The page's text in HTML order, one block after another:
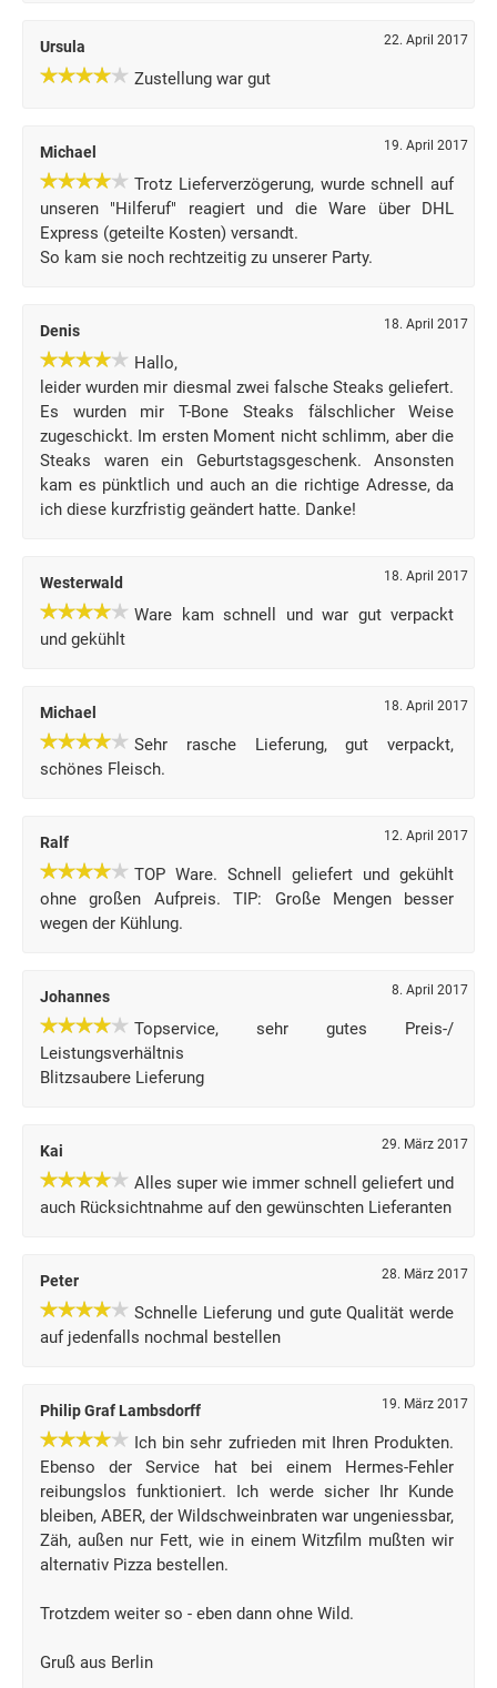
Ursula 22. April 2017
Zustellung war gut
Michael 19. April 2017
Trotz Lieferverzögerung, wurde schnell auf
unseren "Hilferuf" reagiert und die Ware über DHL
Express (geteilte Kosten) versandt.
So kam sie noch rechtzeitig zu unserer Party.
Denis 18. April 2017
Hallo,
leider wurden mir diesmal zwei falsche Steaks geliefert.
Es wurden mir T-Bone Steaks fälschlicher Weise
zugeschickt. Im ersten Moment nicht schlimm, aber die
Steaks waren ein Geburtstagsgeschenk. Ansonsten
kam es pünktlich und auch an die richtige Adresse, da
ich diese kurzfristig geändert hatte. Danke!
Westerwald 18. April 2017
Ware kam schnell und war gut verpackt
und gekühlt
Michael 18. April 2017
Sehr rasche Lieferung, gut verpackt,
schönes Fleisch.
Ralf 12. April 2017
TOP Ware. Schnell geliefert und gekühlt
ohne großen Aufpreis. TIP: Große Mengen besser
wegen der Kühlung.
Johannes 8. April 2017
Topservice, sehr gutes Preis-/
Leistungsverhältnis
Blitzsaubere Lieferung
Kai 29. März 2017
Alles super wie immer schnell geliefert und
auch Rücksichtnahme auf den gewünschten Lieferanten
Peter 28. März 2017
Schnelle Lieferung und gute Qualität werde
auf jedenfalls nochmal bestellen
Philip Graf Lambsdorff 19. März 2017
Ich bin sehr zufrieden mit Ihren Produkten.
Ebenso der Service hat bei einem Hermes-Fehler
reibungslos funktioniert. Ich werde sicher Ihr Kunde
bleiben, ABER, der Wildschweinbraten war ungeniessbar,
Zäh, außen nur Fett, wie in einem Witzfilm mußten wir
alternativ Pizza bestellen.
Trotzdem weiter so - eben dann ohne Wild.
Gruß aus Berlin